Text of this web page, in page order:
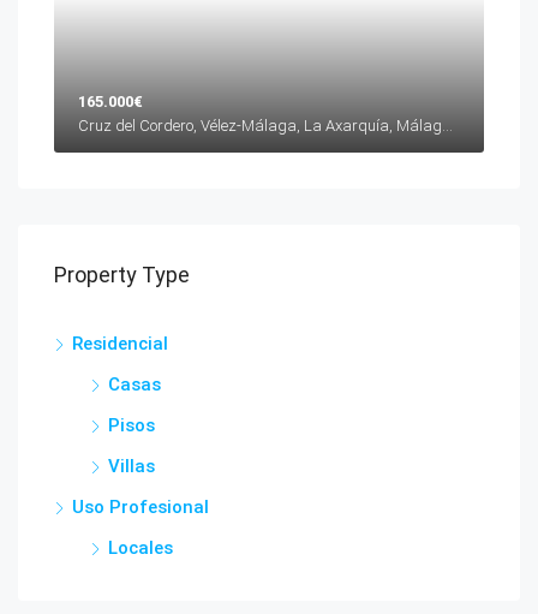
165.000€
Property Type
Residencial
Casas
Pisos
Villas
Uso Profesional
Locales